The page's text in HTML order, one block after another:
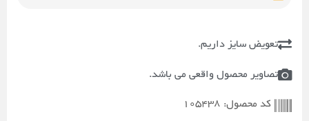
تعویض سایز داریم.
تصاویر محصول واقعی می باشد.
کد محصول: 105438